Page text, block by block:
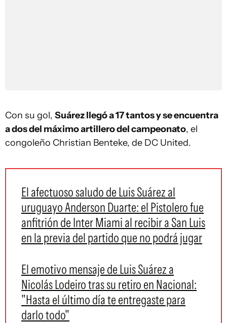
Con su gol, Suárez llegó a 17 tantos y se encuentra
a dos del máximo artillero del campeonato, el
congoleño Christian Benteke, de DC United.
El afectuoso saludo de Luis Suárez al
uruguayo Anderson Duarte: el Pistolero fue
anfitrión de Inter Miami al recibir a San Luis
en la previa del partido que no podrá jugar
El emotivo mensaje de Luis Suárez a
Nicolás Lodeiro tras su retiro en Nacional:
"Hasta el último día te entregaste para
darlo todo"